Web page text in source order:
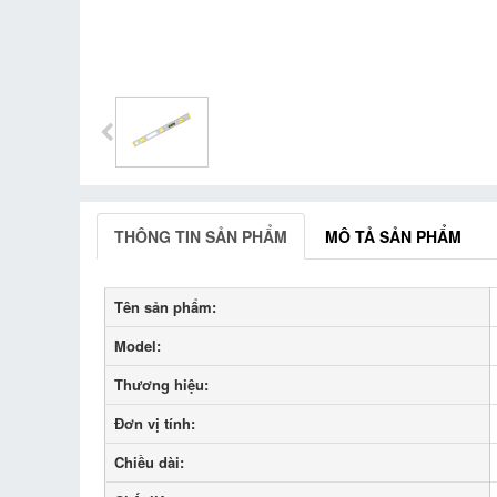
THÔNG TIN SẢN PHẨM MÔ TẢ SẢN PHẨM
Tên sản phẩm:
Model:
Thương hiệu:
Đơn vị tính:
Chiều dài: